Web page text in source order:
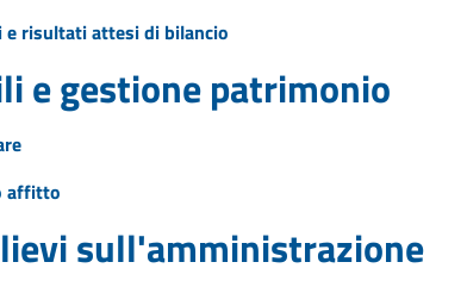
e risultati attesi di bilancio
e gestione patrimonio
affitto
sull'amministrazione